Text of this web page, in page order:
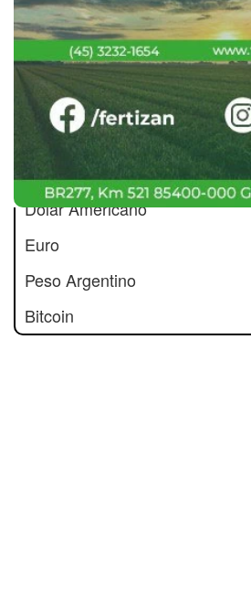
Cotações
Dólar Americano
Euro
Peso Argentino
Bitcoin